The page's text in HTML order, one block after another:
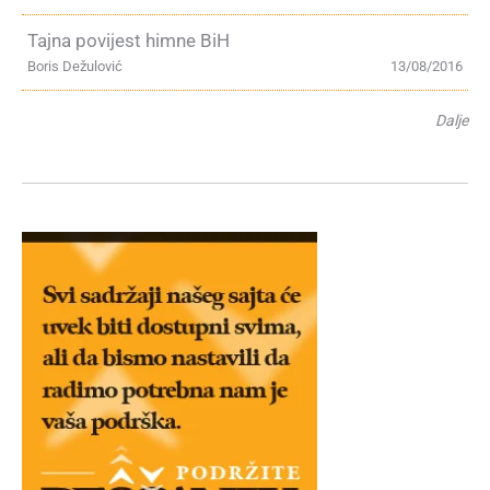
Tajna povijest himne BiH
13/08/2016
Boris Dežulović
Dalje